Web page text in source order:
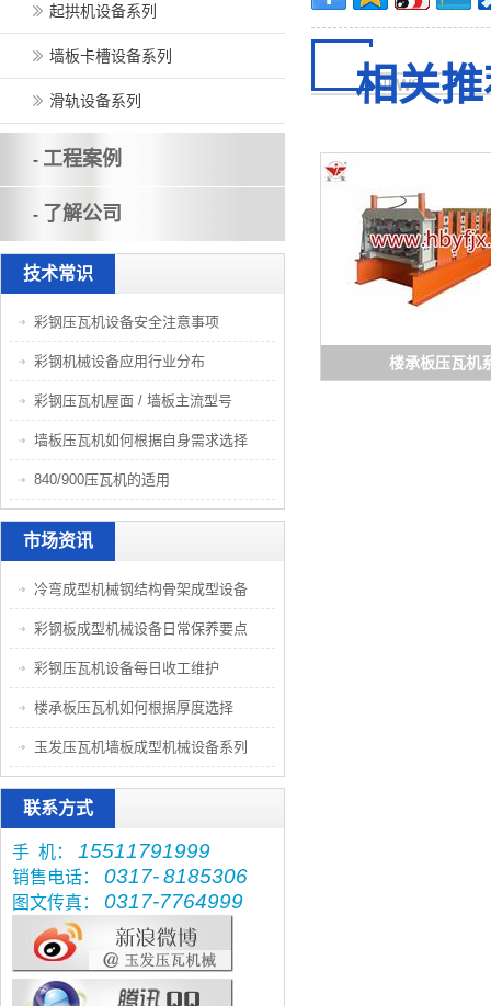
相关
楼承板压瓦机
起拱机设备系列
墙板卡槽设备系列
滑轨设备系列
- 工程案例
- 了解公司
技术常识
彩钢压瓦机设备安全注意事项
彩钢机械设备应用行业分布
彩钢压瓦机屋面 / 墙板主流型号
墙板压瓦机如何根据自身需求选择
840/900压瓦机的适用
市场资讯
冷弯成型机械钢结构骨架成型设备
彩钢板成型机械设备日常保养要点
彩钢压瓦机设备每日收工维护
楼承板压瓦机如何根据厚度选择
玉发压瓦机墙板成型机械设备系列
联系方式
手 机： 15511791999
销售电话： 0317-8185306
图文传真： 0317-7764999